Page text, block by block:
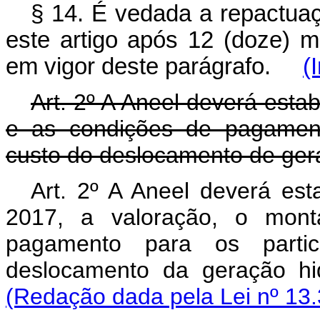
§ 14. É vedada a
este artigo após 12 (doze)
em vigor deste parágrafo.
Art. 2º A Aneel deverá
e as condições de
custo do deslocamento de
Art. 2º A Aneel deverá
2017, a valoração, o
pagamento para os
deslocamento da
(Redação dada pela Lei nº